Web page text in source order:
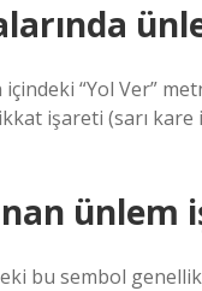
“Yol Ver”
işareti (sarı
ünlem
bu sembol